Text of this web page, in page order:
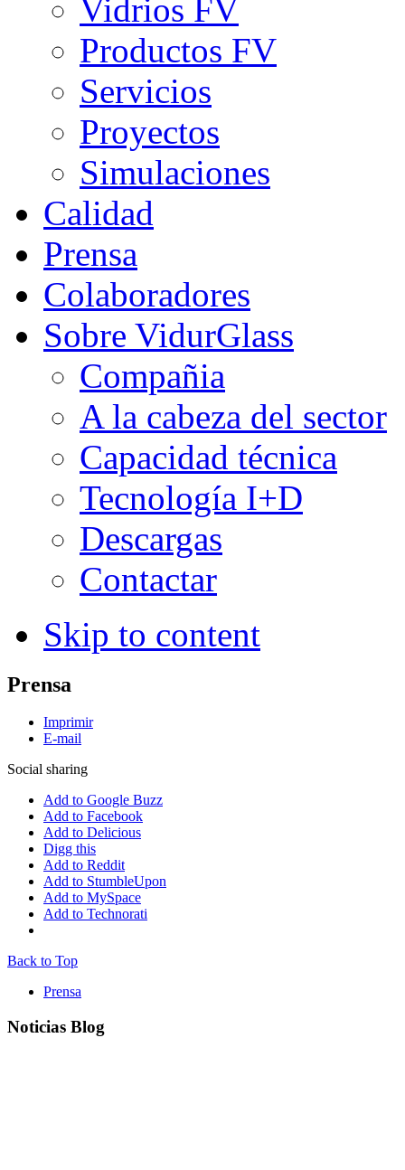
Vidrios FV
Productos FV
Servicios
Proyectos
Simulaciones
Calidad
Prensa
Colaboradores
Sobre VidurGlass
Compañia
A la cabeza del sector
Capacidad técnica
Tecnología I+D
Descargas
Contactar
Skip to content
Prensa
Imprimir
E-mail
Social sharing
Add to Google Buzz
Add to Facebook
Add to Delicious
Digg this
Add to Reddit
Add to StumbleUpon
Add to MySpace
Add to Technorati
Back to Top
Prensa
Noticias Blog